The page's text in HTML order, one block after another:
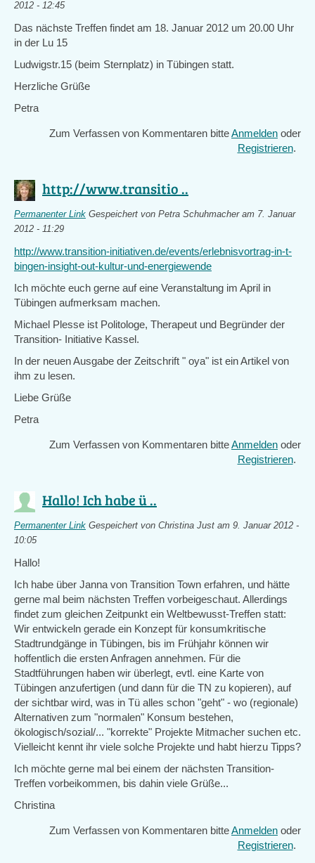
2012 - 12:45
Das nächste Treffen findet am 18. Januar 2012 um 20.00 Uhr
in der Lu 15
Ludwigstr.15 (beim Sternplatz) in Tübingen statt.
Herzliche Grüße
Petra
Zum Verfassen von Kommentaren bitteAnmelden oder
Registrieren.
http://www.transitio ..
Permanenter Link Gespeichert von Petra Schuhmacheram 7. Januar
2012 - 11:29
http://www.transition-initiativen.de/events/erlebnisvortrag-in-t-
bingen-insight-out-kultur-und-energiewende
Ich möchte euch gerne auf eine Veranstaltung im April in
Tübingen aufmerksam machen.
Michael Plesse ist Politologe, Therapeut und Begründer der
Transition- Initiative Kassel.
In der neuen Ausgabe der Zeitschrift " oya" ist ein Artikel von
ihm zu lesen.
Liebe Grüße
Petra
Zum Verfassen von Kommentaren bitteAnmelden oder
Registrieren.
Hallo! Ich habe ü ..
Permanenter Link Gespeichert von Christina Just am 9. Januar 2012 -
10:05
Hallo!
Ich habe über Janna von Transition Town erfahren, und hätte
gerne mal beim nächsten Treffen vorbeigeschaut. Allerdings
findet zum gleichen Zeitpunkt ein Weltbewusst-Treffen statt:
Wir entwickeln gerade ein Konzept für konsumkritische
Stadtrundgänge in Tübingen, bis im Frühjahr können wir
hoffentlich die ersten Anfragen annehmen. Für die
Stadtführungen haben wir überlegt, evtl. eine Karte von
Tübingen anzufertigen (und dann für die TN zu kopieren), auf
der sichtbar wird, was in Tü alles schon "geht" - wo (regionale)
Alternativen zum "normalen" Konsum bestehen,
ökologisch/sozial/... "korrekte" Projekte Mitmacher suchen etc.
Vielleicht kennt ihr viele solche Projekte und habt hierzu Tipps?
Ich möchte gerne mal bei einem der nächsten Transition-
Treffen vorbeikommen, bis dahin viele Grüße...
Christina
Zum Verfassen von Kommentaren bitteAnmelden oder
Registrieren.